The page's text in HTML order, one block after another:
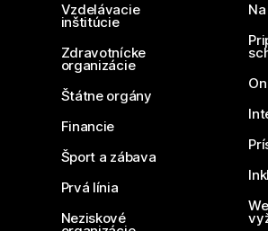
Vzdelávacie
inštitúcie
Zdravotnícke
organizácie
Štátne orgány
Financie
Šport a zábava
Prvá línia
Neziskové